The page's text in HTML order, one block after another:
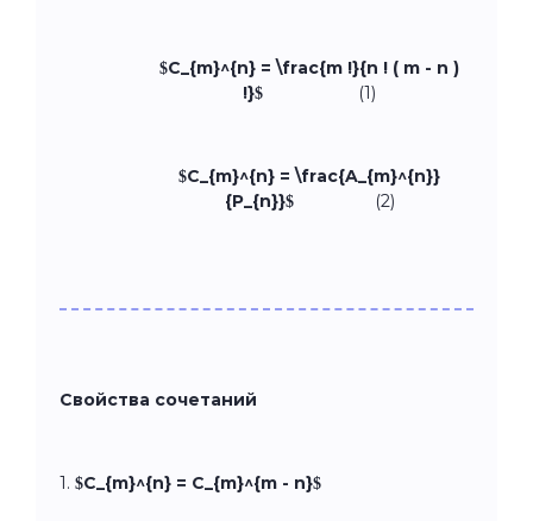
$C_{m}^{n} = \frac{m !}{n ! ( m - n )
!}$ (1)
$C_{m}^{n} = \frac{A_{m}^{n}}
{P_{n}}$(2)
Свойства сочетаний
1. $C_{m}^{n} = C_{m}^{m - n}$